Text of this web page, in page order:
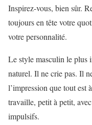
Inspirez-vous, bien sûr.
toujours en tête votre
votre personnalité.
Le style masculin le plus
naturel. Il ne crie pas. Il
l’impression que tout est
travaille, petit à petit,
impulsifs.